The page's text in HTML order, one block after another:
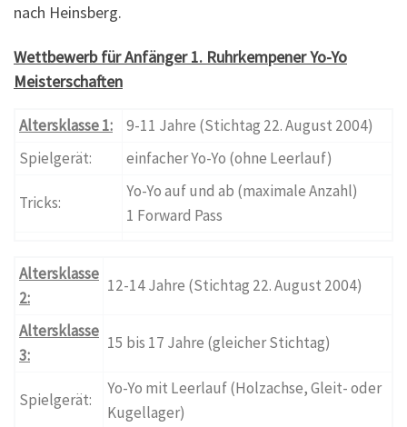
nach Heinsberg.
Wettbewerb für Anfänger 1. Ruhrkempener Yo-Yo
Meisterschaften
Altersklasse 1:
9-11 Jahre (Stichtag 22. August 2004)
Spielgerät:
einfacher Yo-Yo (ohne Leerlauf)
Tricks:
Yo-Yo auf und ab (maximale Anzahl)
1 Forward Pass
Altersklasse
2:
12-14 Jahre (Stichtag 22. August 2004)
Altersklasse
3:
15 bis 17 Jahre (gleicher Stichtag)
Spielgerät:
Yo-Yo mit Leerlauf (Holzachse, Gleit- oder
Kugellager)